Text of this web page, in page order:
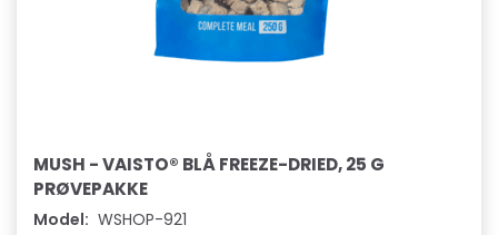
MUSH - VAISTO® BLÅ FREEZE-DRIED, 25 G
PRØVEPAKKE
Model: WSHOP-921